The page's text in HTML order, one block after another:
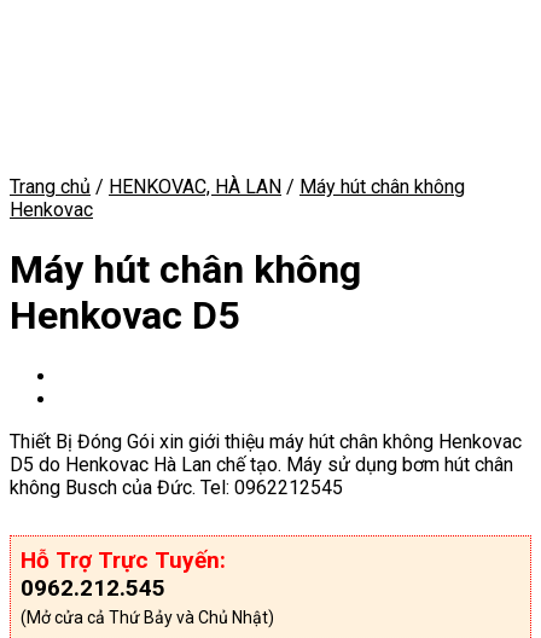
Trang chủ / HENKOVAC, HÀ LAN / Máy hút chân không
Henkovac
Máy hút chân không
Henkovac D5
Thiết Bị Đóng Gói xin giới thiệu máy hút chân không Henkovac
D5 do Henkovac Hà Lan chế tạo. Máy sử dụng bơm hút chân
không Busch của Đức. Tel: 0962212545
Hỗ Trợ Trực Tuyến:
0962.212.545
(Mở cửa cả Thứ Bảy và Chủ Nhật)